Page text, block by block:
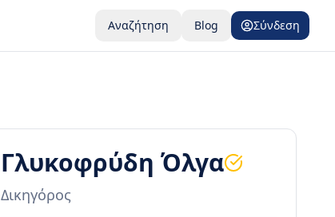
Αναζήτηση Blog Σύνδεση
Γλυκοφρύδη Όλγα
Δικηγόρος